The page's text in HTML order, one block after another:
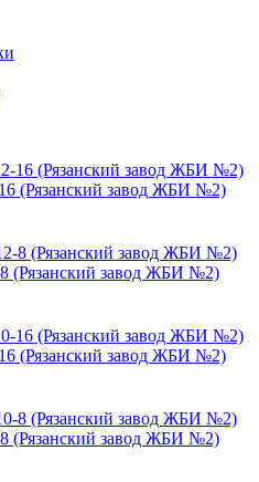
(Рязанский завод ЖБИ №2)
(Рязанский завод ЖБИ №2)
(Рязанский завод ЖБИ №2)
(Рязанский завод ЖБИ №2)